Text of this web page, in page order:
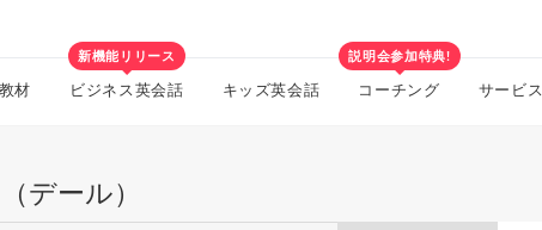
材
新機能リリース
ビジネス英会話 キッズ英会話
説明会参加特典!
コーチング サービス
デール）